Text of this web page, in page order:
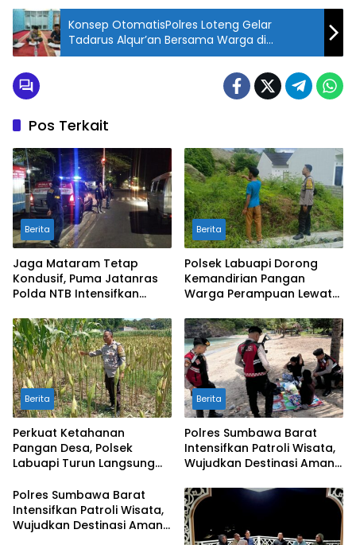
Konsep OtomatisPolres Loteng Gelar
Tadarus Alqur’an Bersama Warga di
Pringgarata
Pos Terkait
Berita
Jaga Mataram Tetap
Kondusif, Puma Jatanras
Polda NTB Intensifkan
Berita
Polsek Labuapi Dorong
Kemandirian Pangan
Warga Perampuan Lewat
Rumah
Berita
Perkuat Ketahanan
Pangan Desa, Polsek
Labuapi Turun Langsung
Berita
Polres Sumbawa Barat
Intensifkan Patroli Wisata,
Wujudkan Destinasi Aman
Masyarakat
Polres Sumbawa Barat
Intensifkan Patroli Wisata,
Wujudkan Destinasi Aman